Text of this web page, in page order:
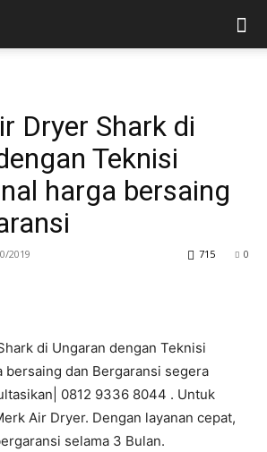
Dryer Shark di
Teknisi
harga bersaing
2019 0
715
di Ungaran dengan Teknisi
bersaing dan Bergaransi segera
0812 9336 8044 . Untuk
Air Dryer. Dengan layanan cepat,
selama 3 Bulan.